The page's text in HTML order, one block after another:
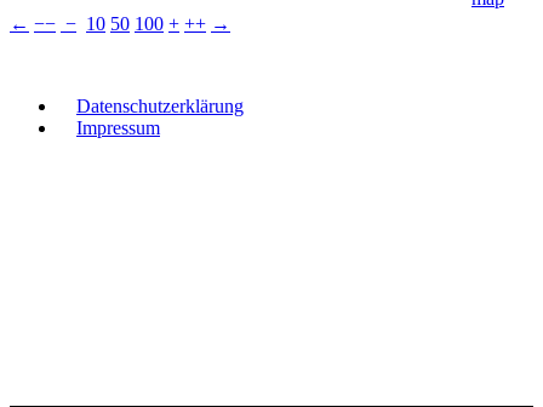
← −− − 10 50 100 + ++ →
Datenschutzerklärung
Impressum